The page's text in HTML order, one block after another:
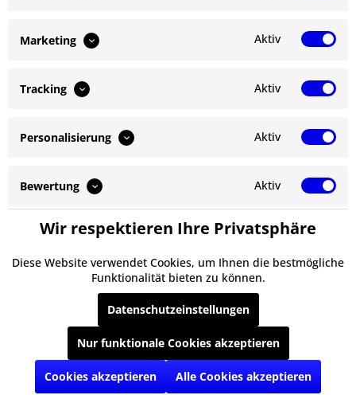
Ähnliche Artikel
Kunden kauften auch
Service Hotline
Shop Service
Informationen
* Alle Preise inkl. gesetzl. Mehrwertsteuer zzgl.Versandkosten
Nachnahmegebühren, wenn nicht anders beschrieben
§ Impressum Cookie-Einstellungen
Kontakt
Versand und Zahlungsbedingungen
§ Datenschutz
Realisiert mit Shopware
Marketing Aktiv
Tracking Aktiv
Personalisierung Aktiv
Bewertung Aktiv
Service Aktiv
Wir respektieren Ihre Privatsphäre
Diese Website verwendet Cookies, um Ihnen die bestmögliche
Funktionalität bieten zu können.
Datenschutzeinstellungen
Nur funktionale Cookies akzeptieren
Cookies akzeptieren Alle Cookies akzeptieren